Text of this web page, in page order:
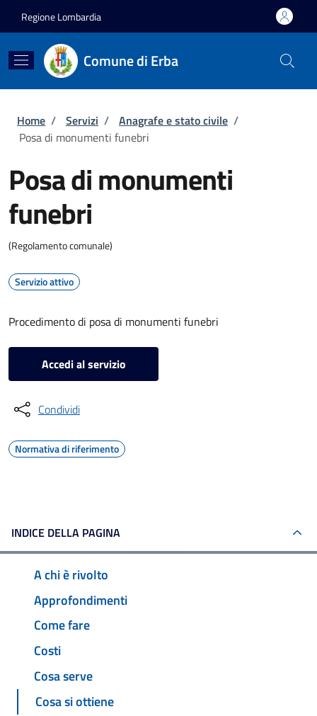
Regione Lombardia
Comune di Erba
Briciole di pane
Home / Servizi / Anagrafe e stato civile /
Posa di monumenti funebri
Posa di monumenti
funebri
(Regolamento comunale)
Servizio attivo
Procedimento di posa di monumenti funebri
Accedi al servizio
Condividi
Normativa di riferimento
INDICE DELLA PAGINA
A chi è rivolto
Approfondimenti
Come fare
Costi
Cosa serve
Cosa si ottiene